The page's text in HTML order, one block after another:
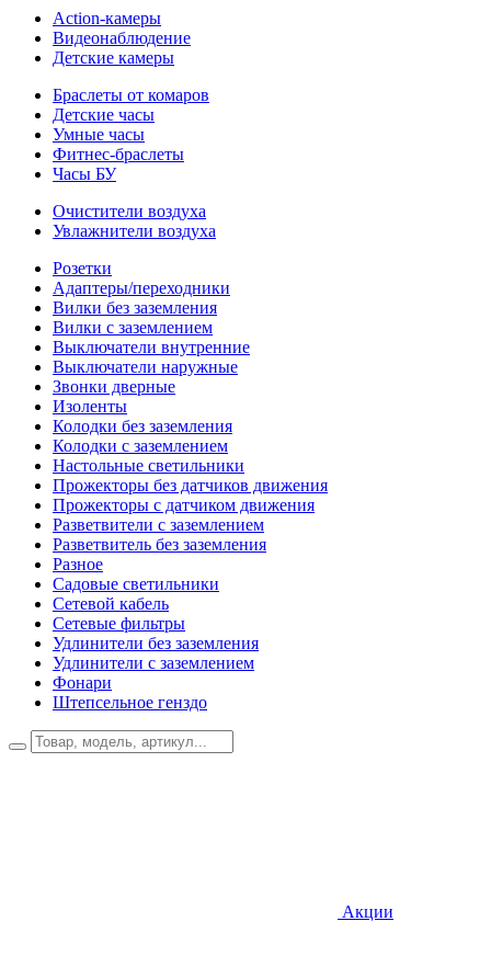
Action-камеры
Видеонаблюдение
Детские камеры
Браслеты от комаров
Детские часы
Умные часы
Фитнес-браслеты
Часы БУ
Очистители воздуха
Увлажнители воздуха
Розетки
Адаптеры/переходники
Вилки без заземления
Вилки с заземлением
Выключатели внутренние
Выключатели наружные
Звонки дверные
Изоленты
Колодки без заземления
Колодки с заземлением
Настольные светильники
Прожекторы без датчиков движения
Прожекторы с датчиком движения
Разветвители с заземлением
Разветвитель без заземления
Разное
Садовые светильники
Сетевой кабель
Сетевые фильтры
Удлинители без заземления
Удлинители с заземлением
Фонари
Штепсельное генздо
Акции